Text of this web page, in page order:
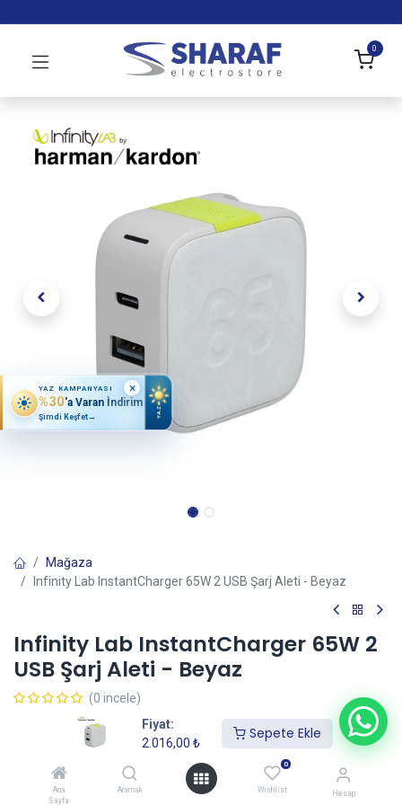
Fiyat:
2.016,00 ₺
Sepete Ekle
Ana
Sayfa
Aramak
0
Wishlist Hesap
0
Mağaza
Infinity Lab InstantCharger 65W 2 USB Şarj Aleti - Beyaz
Infinity Lab InstantCharger 65W 2
USB Şarj Aleti - Beyaz
(0 incele)
2.016,00₺ 2.880,00₺
Sepete Ekle
YAZ KAMPANYASI
%30'a Varan İndirim
Şimdi Keşfet→ YAZ
×